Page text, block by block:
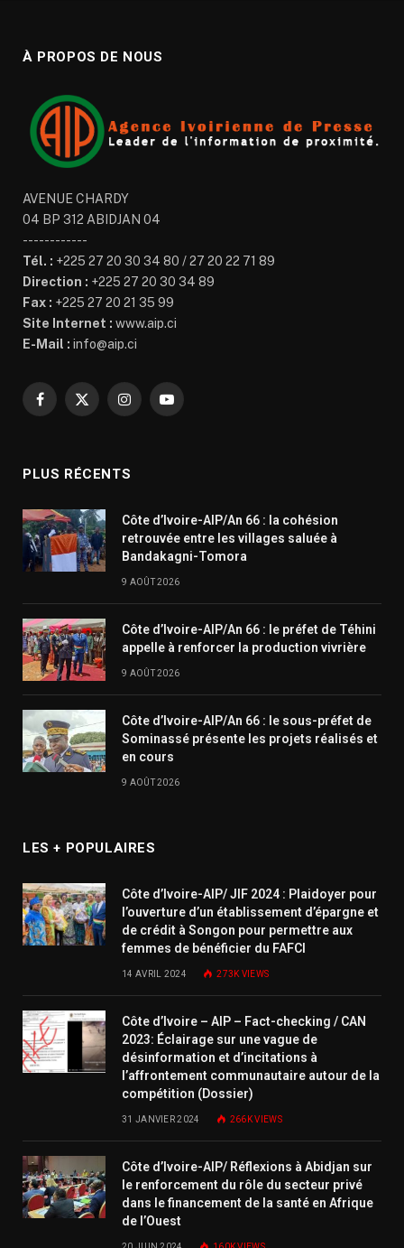
À PROPOS DE NOUS
AVENUE CHARDY
04 BP 312 ABIDJAN 04
------------
Tél. : +225 27 20 30 34 80 / 27 20 22 71 89
Direction : +225 27 20 30 34 89
Fax : +225 27 20 21 35 99
Site Internet : www.aip.ci
E-Mail : info@aip.ci
Facebook
X
InstagramYouTube
PLUS RÉCENTS
Côte d’Ivoire-AIP/An 66 : la cohésion
retrouvée entre les villages saluée à
Bandakagni-Tomora
9 AOÛT 2026
Côte d’Ivoire-AIP/An 66 : le préfet de Téhini
appelle à renforcer la production vivrière
9 AOÛT 2026
Côte d’Ivoire-AIP/An 66 : le sous-préfet de
Sominassé présente les projets réalisés et
en cours
9 AOÛT 2026
LES + POPULAIRES
Côte d’Ivoire-AIP/ JIF 2024 : Plaidoyer pour
l’ouverture d’un établissement d’épargne et
de crédit à Songon pour permettre aux
femmes de bénéficier du FAFCI
14 AVRIL 2024 273KVIEWS
Côte d’Ivoire – AIP – Fact-checking / CAN
2023: Éclairage sur une vague de
désinformation et d’incitations à
l’affrontement communautaire autour de la
compétition (Dossier)
31 JANVIER 2024 266KVIEWS
Côte d’Ivoire-AIP/ Réflexions à Abidjan sur
le renforcement du rôle du secteur privé
dans le financement de la santé en Afrique
de l’Ouest